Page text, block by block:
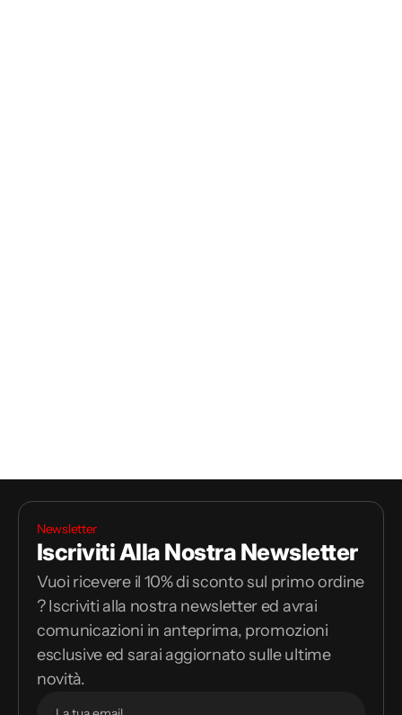
Newsletter
Iscriviti Alla Nostra Newsletter
Vuoi ricevere il 10% di sconto sul primo ordine
? Iscriviti alla nostra newsletter ed avrai
comunicazioni in anteprima, promozioni
esclusive ed sarai aggiornato sulle ultime
novità.